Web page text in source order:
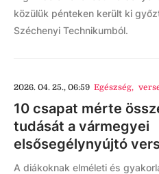
közülük pénteken került ki
Széchenyi Technikumból.
2026. 04. 25., 06:59 Egészség,
10 csapat mérte
tudását a vármegyei
elsősegélynyújtó
A diákoknak elméleti és